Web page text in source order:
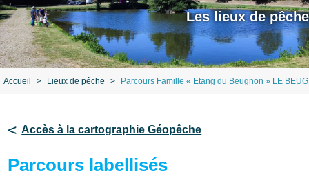
Les lieux de pêche
Accueil > Lieux de pêche > Parcours Famille « Etang du Beugnon » LE
Accès à la cartographie Géopêche
Parcours labellisés